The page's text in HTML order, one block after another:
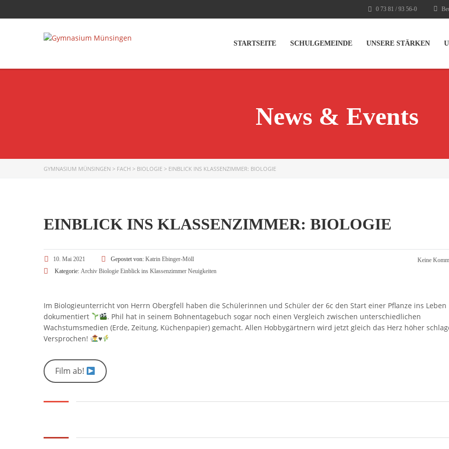
0 73 81 / 93 56-0
STARTSEITE SCHULGEMEINDE UNSERE STÄRKEN
News & Events
GYMNASIUM MÜNSINGEN > FACH > BIOLOGIE > EINBLICK INS KLASSENZIMMER: BIOLOGIE
EINBLICK INS KLASSENZIMMER: BIOLOGIE
10. Mai 2021 Gepostet von: Katrin Ebinger-Möll
Kategorie: Archiv Biologie Einblick ins Klassenzimmer Neuigkeiten
Keine
Im Biologieunterricht von Herrn Obergfell haben die Schülerinnen und Schüler der 6c den Start einer Pflanze ins Leben
dokumentiert
. Phil hat in seinem Bohnentagebuch sogar noch einen Vergleich zwischen unterschiedlichen
Wachstumsmedien (Erde, Zeitung, Küchenpapier) gemacht. Allen Hobbygärtnern wird jetzt gleich das Herz höher
Versprochen!
♥️
Film ab!